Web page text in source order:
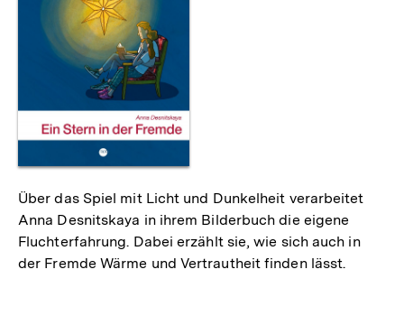
Über das Spiel mit Licht und Dunkelheit verarbeitet
Anna Desnitskaya in ihrem Bilderbuch die eigene
Fluchterfahrung. Dabei erzählt sie, wie sich auch in
der Fremde Wärme und Vertrautheit finden lässt.